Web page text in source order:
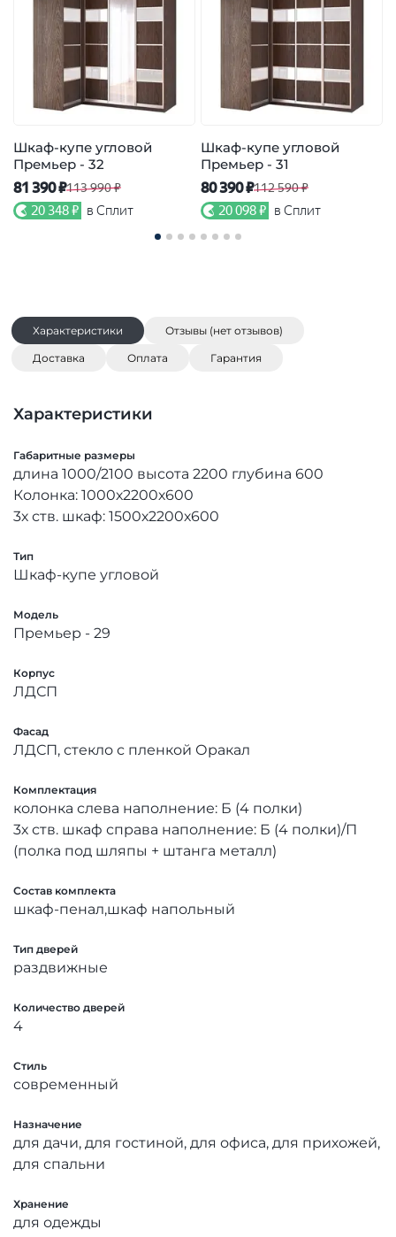
Шкаф-купе угловой
Премьер - 32
81 390 ₽113 990 ₽
20 348 ₽ в Сплит
Шкаф-купе угловой
Премьер - 31
80 390 ₽112 590 ₽
20 098 ₽ в Сплит
Характеристики Отзывы (нет отзывов)
Доставка Оплата Гарантия
Характеристики
Габаритные размеры
длина 1000/2100 высота 2200 глубина 600
Колонка: 1000х2200х600
3х ств. шкаф: 1500х2200х600
Тип
Шкаф-купе угловой
Модель
Премьер - 29
Корпус
ЛДСП
Фасад
ЛДСП, стекло с пленкой Оракал
Комплектация
колонка слева наполнение: Б (4 полки)
3х ств. шкаф справа наполнение: Б (4 полки)/П
(полка под шляпы + штанга металл)
Состав комплекта
шкаф-пенал,шкаф напольный
Тип дверей
раздвижные
Количество дверей
4
Стиль
современный
Назначение
для дачи, для гостиной, для офиса, для прихожей,
для спальни
Хранение
для одежды